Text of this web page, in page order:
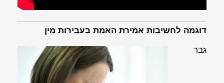
דוגמה לחשיבות אמירת האמת בעבירות מין
גבר